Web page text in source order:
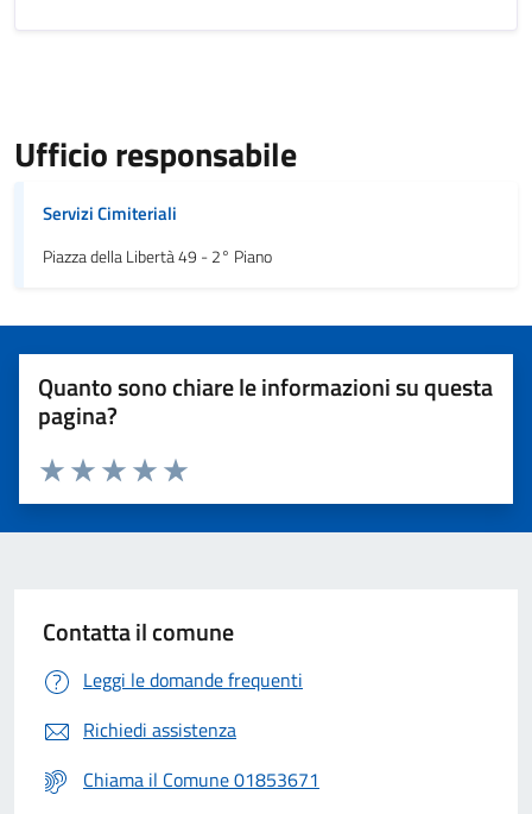
Ufficio responsabile
Servizi Cimiteriali
Piazza della Libertà 49 - 2° Piano
Quanto sono chiare le informazioni su questa
pagina?
Valuta 5 stelle su 5
Valuta 4 stelle su 5
Valuta 3 stelle su 5
Valuta 2 stelle su 5
Valuta 1 stelle su 5
Contatta il comune
Leggi le domande frequenti
Richiedi assistenza
Chiama il Comune 01853671